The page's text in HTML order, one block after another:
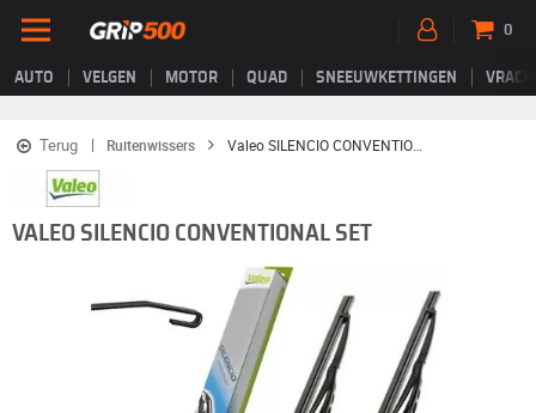
AUTO VELGEN MOTOR QUAD SNEEUWKETTINGEN
0
Terug Ruitenwissers Valeo SILENCIO CONVENTIONAL SET
VALEO SILENCIO CONVENTIONAL SET